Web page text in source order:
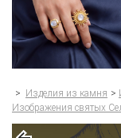
> Изделия из камня >
Изображения святых